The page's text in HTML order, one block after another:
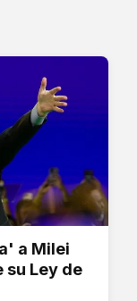
a Milei
su Ley de